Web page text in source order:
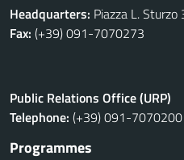
Headquarters: Piazza L.
Fax: (+39) 091-7070273
Public Relations Office (URP)
Telephone: (+39) 091-7070200
Programmes